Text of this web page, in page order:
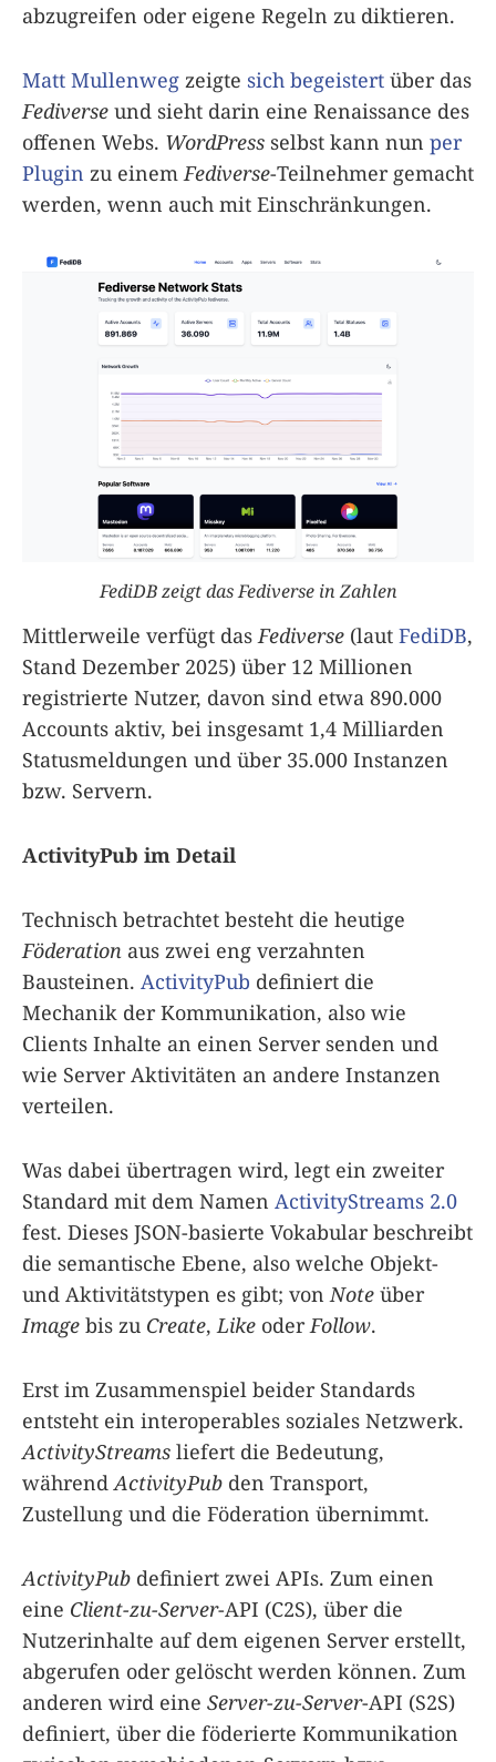
abzugreifen oder eigene Regeln zu diktieren.
Matt Mullenweg zeigte sich begeistert über das
Fediverse und sieht darin eine Renaissance des
offenen Webs. WordPress selbst kann nun per
Plugin zu einem Fediverse-Teilnehmer gemacht
werden, wenn auch mit Einschränkungen.
FediDB zeigt das Fediverse in Zahlen
Mittlerweile verfügt das Fediverse (laut FediDB,
Stand Dezember 2025) über 12 Millionen
registrierte Nutzer, davon sind etwa 890.000
Accounts aktiv, bei insgesamt 1,4 Milliarden
Statusmeldungen und über 35.000 Instanzen
bzw. Servern.
ActivityPub im Detail
Technisch betrachtet besteht die heutige
Föderation aus zwei eng verzahnten
Bausteinen. ActivityPub definiert die
Mechanik der Kommunikation, also wie
Clients Inhalte an einen Server senden und
wie Server Aktivitäten an andere Instanzen
verteilen.
Was dabei übertragen wird, legt ein zweiter
Standard mit dem Namen ActivityStreams 2.0
fest. Dieses JSON-basierte Vokabular beschreibt
die semantische Ebene, also welche Objekt-
und Aktivitätstypen es gibt; von Note über
Image bis zu Create, Like oder Follow.
Erst im Zusammenspiel beider Standards
entsteht ein interoperables soziales Netzwerk.
ActivityStreams liefert die Bedeutung,
während ActivityPub den Transport,
Zustellung und die Föderation übernimmt.
ActivityPub definiert zwei APIs. Zum einen
eine Client-zu-Server-API (C2S), über die
Nutzerinhalte auf dem eigenen Server erstellt,
abgerufen oder gelöscht werden können. Zum
anderen wird eine Server-zu-Server-API (S2S)
definiert, über die föderierte Kommunikation